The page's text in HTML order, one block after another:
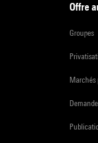
Offre
Groupes
Marchés